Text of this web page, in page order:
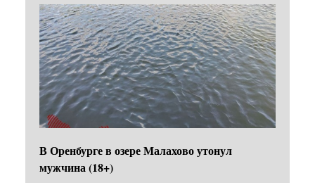
В Оренбурге в озере Малахово утонул
мужчина (18+)